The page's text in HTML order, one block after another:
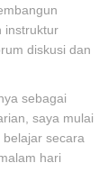
instruktur
diskusi dan
sebagai
saya mulai
secara
hari